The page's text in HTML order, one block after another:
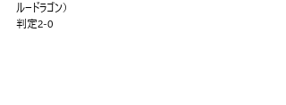
ルードラゴン）
判定2-0